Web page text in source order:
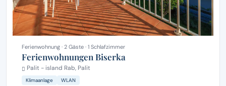
Ferienwohnung · 2 Gäste · 1 Schlafzimmer
Ferienwohnungen Biserka
Palit - island Rab, Palit
Klimaanlage WLAN